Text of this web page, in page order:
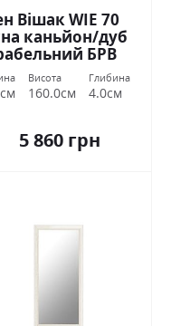
Вішак WIE 70
каньйон/дуб
БРВ
Висота
160.0см
Глибина
4.0см
5 860 грн